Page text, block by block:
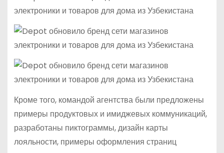
Кроме того, командой агентства были предложены
примеры продуктовых и имиджевых коммуникаций,
разработаны пиктограммы, дизайн карты
лояльности, примеры оформления страниц